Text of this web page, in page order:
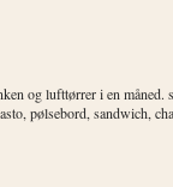
og lufttørrer i en måned.
pølsebord, sandwich,